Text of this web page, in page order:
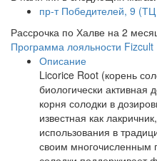
пр-т Победителей, 9
Рассрочка по Халве на 2
Программа лояльности Fizcult
Описание
Licorice Root (корень
биологически активная
корня солодки в
известная как
использования в
своим многочисленным